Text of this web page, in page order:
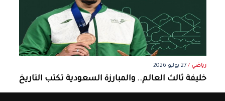
رياضي /27 يوليو 2026
خليفة ثالث العالم.. والمبارزة السعودية تكتب التاريخ